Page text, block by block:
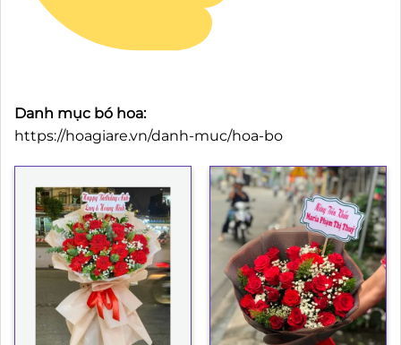
Danh mục bó hoa:
https://hoagiare.vn/danh-muc/hoa-bo